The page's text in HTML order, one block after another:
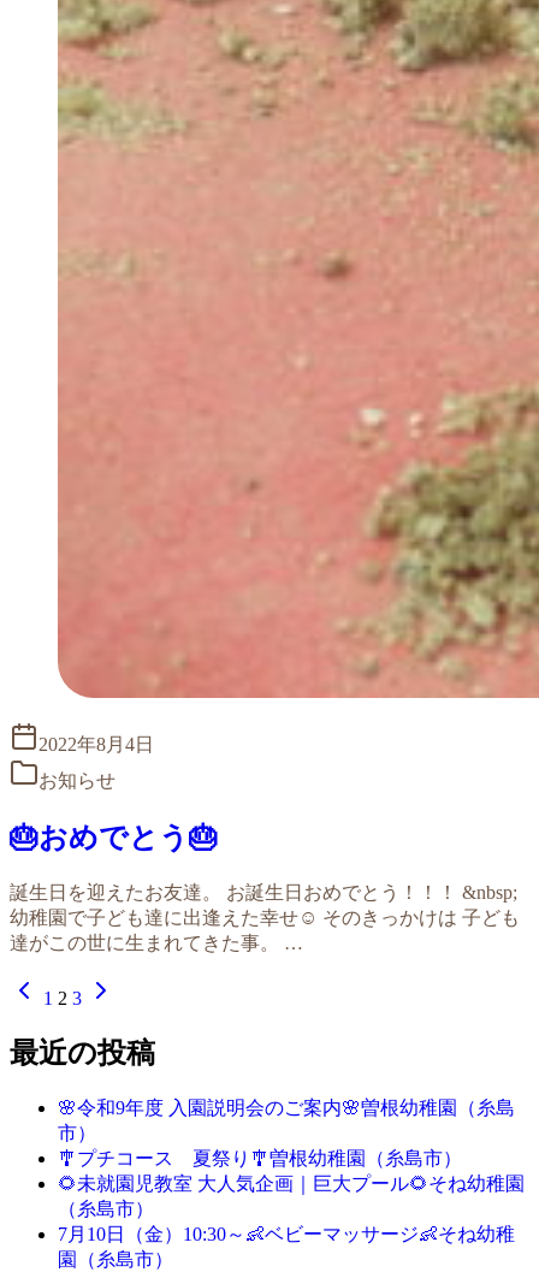
2022年8月4日
お知らせ
🎂おめでとう🎂
誕生日を迎えたお友達。 お誕生日おめでとう！！！ &nbsp;
幼稚園で子ども達に出逢えた幸せ☺ そのきっかけは 子ども
達がこの世に生まれてきた事。 …
1 2 3
最近の投稿
🌸令和9年度 入園説明会のご案内🌸曽根幼稚園（糸島
市）
🎐プチコース 夏祭り🎐曽根幼稚園（糸島市）
🌻未就園児教室 大人気企画｜巨大プール🌻そね幼稚園
（糸島市）
7月10日（金）10:30～👶ベビーマッサージ👶そね幼稚
園（糸島市）